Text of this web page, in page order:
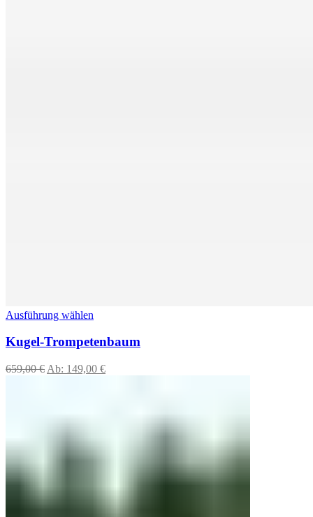
Ausführung wählen
Kugel-Trompetenbaum
659,00€ Ab: 149,00 €